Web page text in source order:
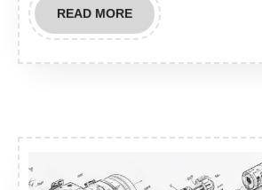
READ MOREREAD
MORE